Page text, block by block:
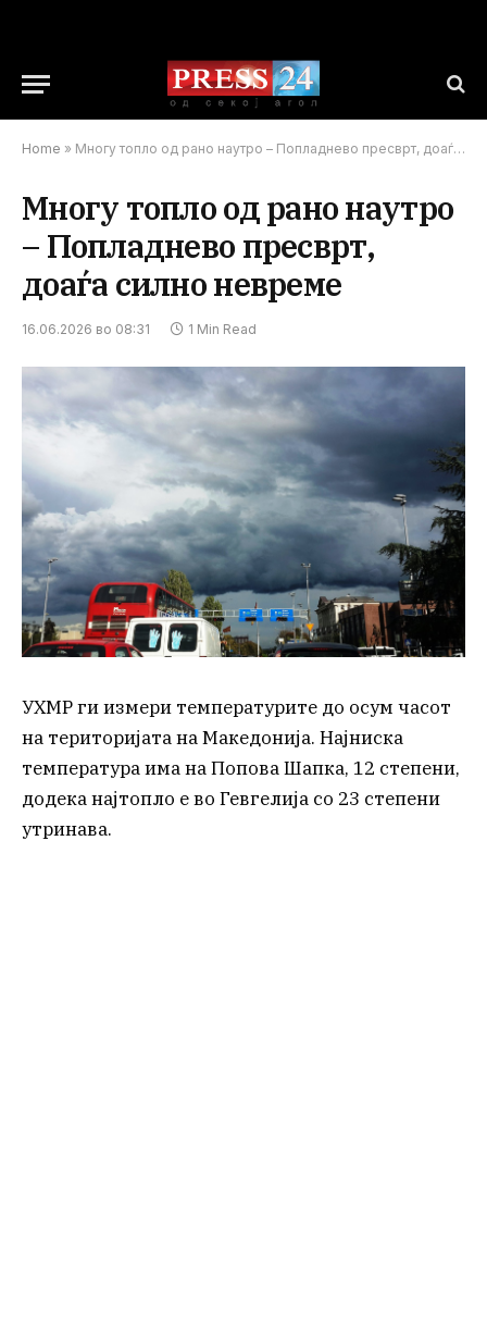
Home » Многу топло од рано наутро – Попладнево пресврт, доаѓа силно невреме
Многу топло од рано наутро
– Попладнево пресврт,
доаѓа силно невреме
16.06.2026 во 08:31 1 Min Read
УХМР ги измери температурите до осум часот
на територијата на Македонија. Најниска
температура има на Попова Шапка, 12 степени,
додека најтопло е во Гевгелија со 23 степени
утринава.